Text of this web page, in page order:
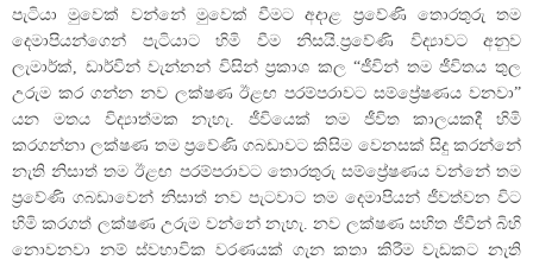
පැටියා මුවෙක් වන්නේ මුවෙක් වීමට අදාළ ප්‍රවේණි තොරතුරු තම
දෙමාපියන්ගෙන් පැටියාට හිමි වීම නිසයි.ප්‍රවේණි විද්‍යාවට අනුව
ලැමාර්ක්, ඩාර්වින් වැන්නන් විසින් ප්‍රකාශ කල “ජීවින් තම ජීවිතය තුල
උරුම කර ගන්න නව ලක්ෂණ ඊළඟ පරම්පරාවට සම්ප්‍රේෂණය වනවා”
යන මතය විද්‍යාත්මක නැහැ. ජීවියෙක් තම ජීවිත කාලයකදී හිමි
කරගන්නා ලක්ෂණ තම ප්‍රවේණි ගබඩාවට කිසිම වෙනසක් සිදු කරන්නේ
නැති නිසාත් තම ඊළඟ පරම්පරාවට තොරතුරු සම්ප්‍රේෂණය වන්නේ තම
ප්‍රවේණි ගබඩාවෙන් නිසාත් නව පැටවාට තම දෙමාපියන් ජීවත්වන විට
හිමි කරගත් ලක්ෂණ උරුම වන්නේ නැහැ. නව ලක්ෂණ සහිත ජීවීන් බිහි
නොවනවා නම් ස්වභාවික වරණයක් ගැන කතා කිරීම වැඩකට නැති